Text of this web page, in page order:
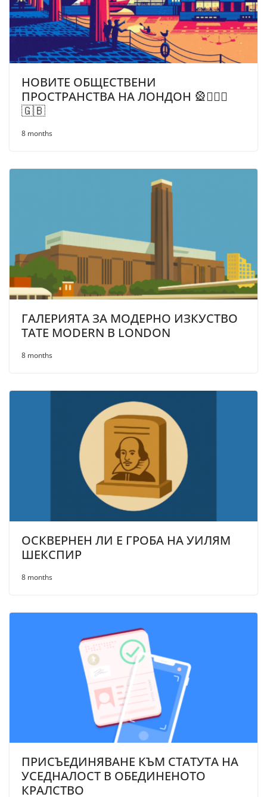
НОВИТЕ ОБЩЕСТВЕНИ
ПРОСТРАНСТВА НА ЛОНДОН 🎡💂🏼‍♂️
🇬🇧
8 months
ГАЛЕРИЯТА ЗА МОДЕРНО ИЗКУСТВО
TATE MODERN В LONDON
8 months
ОСКВЕРНЕН ЛИ Е ГРОБА НА УИЛЯМ
ШЕКСПИР
8 months
ПРИСЪЕДИНЯВАНЕ КЪМ СТАТУТА НА
УСЕДНАЛОСТ В ОБЕДИНЕНОТО
КРАЛСТВО